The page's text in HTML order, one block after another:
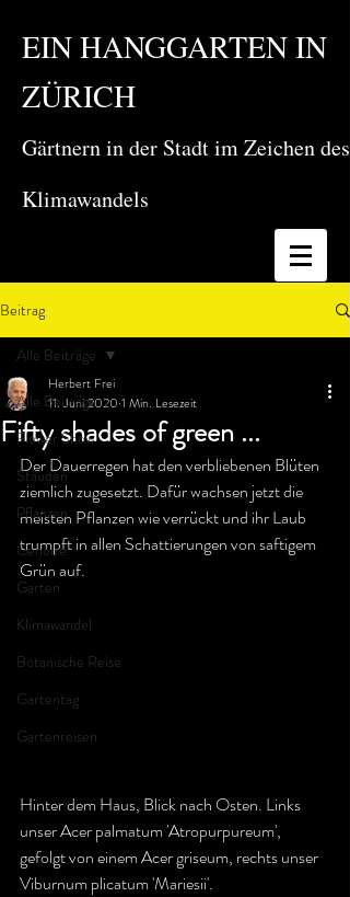
EIN HANGGARTEN IN
ZÜRICH
Gärtnern in der Stadt im Zeichen des
Klimawandels
Beitrag
Alle Beiträge
Flower Show
Stauden
Pflanzen
Gehölze
Garten
Klimawandel
Botanische Reise
Gartentag
Gartenreisen
Alle Beiträge
Fifty shades of green ...
Herbert Frei
11. Juni 2020 1 Min. Lesezeit
Der Dauerregen hat den verbliebenen Blüten
ziemlich zugesetzt. Dafür wachsen jetzt die
meisten Pflanzen wie verrückt und ihr Laub
trumpft in allen Schattierungen von saftigem
Grün auf.
Hinter dem Haus, Blick nach Osten. Links
unser Acer palmatum 'Atropurpureum',
gefolgt von einem Acer griseum, rechts unser
Viburnum plicatum 'Mariesii'.